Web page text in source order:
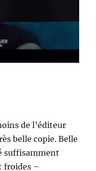
de l’éditeur
belle copie. Belle
suffisamment
froides –